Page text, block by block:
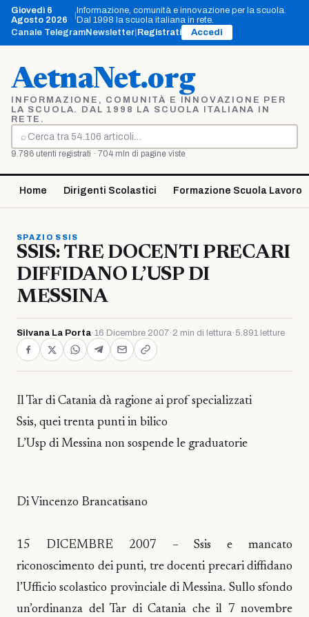
Vai
contenuto
Giovedì 6
Agosto 2026
Informazione, comunità e innovazione per la scuola.
Dal 1998 la scuola italiana in rete.
Canale TelegramNewsletter Registrati Accedi
AetnaNet.org
INFORMAZIONE, COMUNITÀ E INNOVAZIONE PER
LA SCUOLA. DAL 1998 LA SCUOLA ITALIANA IN
RETE.
⌕
Cerca
9.786 utenti registrati · 704 mln di pagine viste
Home Dirigenti Scolastici Formazione Scuola Lavoro
SPAZIO SSIS
SSIS: TRE DOCENTI PRECARI
DIFFIDANO L’USP DI
MESSINA
Silvana La Porta·16 Dicembre 2007· 2 min di lettura· 5.891 letture
Il Tar di Catania dà ragione ai prof specializzati
Ssis, quei trenta punti in bilico
L’Usp di Messina non sospende le graduatorie
Di Vincenzo Brancatisano
15 DICEMBRE 2007 – Ssis e mancato
riconoscimento dei punti, tre docenti precari diffidano
l’Ufficio scolastico provinciale di Messina. Sullo sfondo
un’ordinanza del Tar di Catania che il 7 novembre